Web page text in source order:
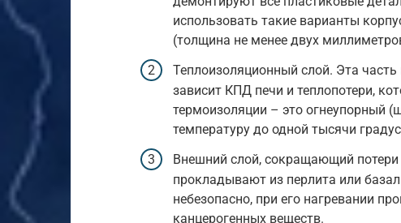
использовать такие варианты
(толщина не менее двух
Теплоизоляционный слой. Эта
зависит КПД печи и теплопотери,
термоизоляции – это огнеупорный
температуру до одной тысячи
Внешний слой, сокращающий
прокладывают из перлита или
небезопасно, при его нагревании
канцерогенных веществ.